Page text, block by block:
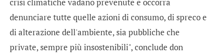
crisi climatiche vadano prevenute e occorra
denunciare tutte quelle azioni di consumo, di spreco e
di alterazione dell'ambiente, sia pubbliche che
private, sempre più insostenibili", conclude don